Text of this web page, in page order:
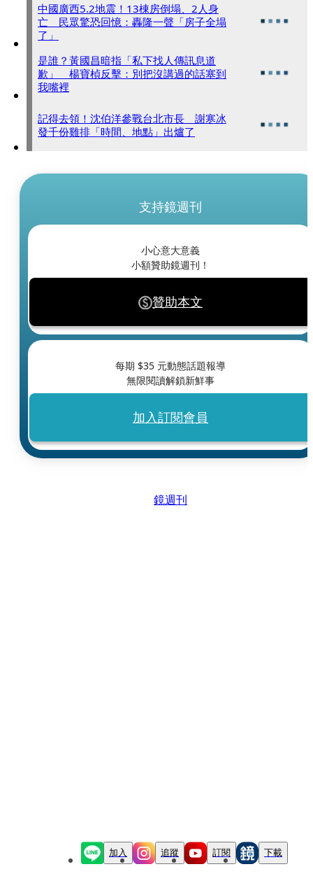
中國廣西5.2地震！13棟房倒塌、2人身
亡 民眾驚恐回憶：轟隆一聲「房子全塌
了」
是誰？黃國昌暗指「私下找人傳訊息道
歉」 楊寶楨反擊：別把沒講過的話塞到
我嘴裡
記得去領！沈伯洋參戰台北市長 謝寒冰
發千份雞排「時間、地點」出爐了
支持鏡週刊
小心意大意義
小額贊助鏡週刊！
贊助本文
每期 $35 元動態話題報導
無限閱讀解鎖新鮮事
加入訂閱會員
鏡週刊
加入 追蹤 訂閱 下載